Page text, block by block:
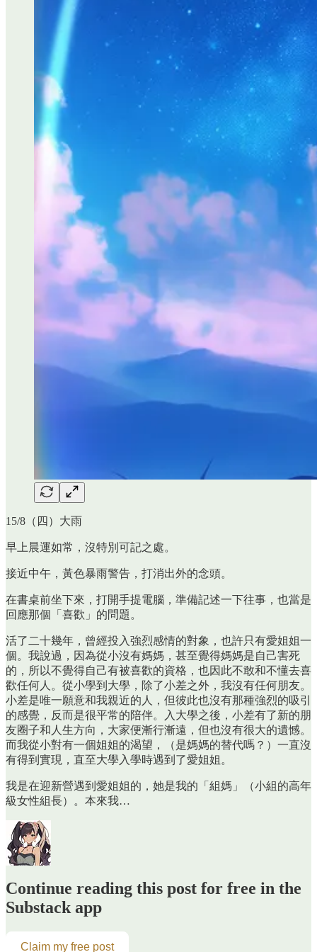
15/8（四）大雨
早上晨運如常，沒特別可記之處。
接近中午，黃色暴雨警告，打消出外的念頭。
在書桌前坐下來，打開手提電腦，準備記述一下往事，也當是
回應那個「喜歡」的問題。
活了二十幾年，曾經投入強烈感情的對象，也許只有愛姐姐一
個。我說過，因為從小沒有媽媽，甚至覺得媽媽是自己害死
的，所以不覺得自己有被喜歡的資格，也因此不敢和不懂去喜
歡任何人。從小學到大學，除了小差之外，我沒有任何朋友。
小差是唯一願意和我親近的人，但彼此也沒有那種強烈的吸引
的感覺，反而是很平常的陪伴。入大學之後，小差有了新的朋
友圈子和人生方向，大家便漸行漸遠，但也沒有很大的遺憾。
而我從小對有一個姐姐的渴望，（是媽媽的替代嗎？）一直沒
有得到實現，直至大學入學時遇到了愛姐姐。
我是在迎新營遇到愛姐姐的，她是我的「組媽」（小組的高年
級女性組長）。本來我…
Continue reading this post for free in the
Substack app
Claim my free post